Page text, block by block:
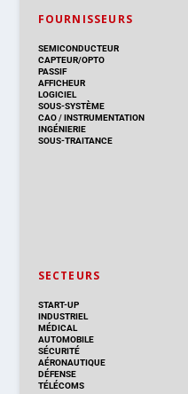
FOURNISSEURS
SEMICONDUCTEUR
CAPTEUR/OPTO
PASSIF
AFFICHEUR
LOGICIEL
SOUS-SYSTÈME
CAO/INSTRUMENTATION
INGÉNIERIE
SOUS-TRAITANCE
SECTEURS
START-UP
INDUSTRIEL
MÉDICAL
AUTOMOBILE
SÉCURITÉ
AÉRONAUTIQUE
DÉFENSE
TÉLÉCOMS